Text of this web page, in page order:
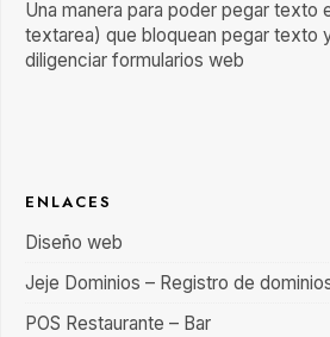
Una manera para poder pegar texto
textarea) que bloquean pegar texto
diligenciar formularios web
ENLACES
Diseño web
Jeje Dominios – Registro de
POS Restaurante – Bar